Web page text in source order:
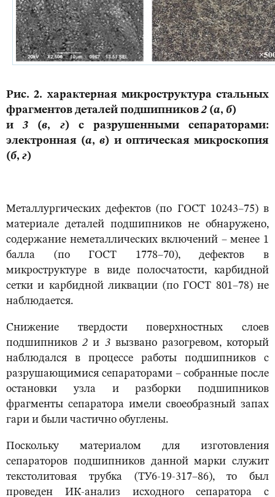
Рис. 2. характерная микроструктура стальных
фрагментов деталей подшипников2 (а, б)
и3 (в, г) с разрушенными сепараторами:
электронная (а,в) и оптическая микроскопия
(б, г)
Металлургических дефектов (по ГОСТ 10243–75) в
материале деталей подшипников не обнаружено,
содержание неметаллических включений – менее 1
балла (по ГОСТ 1778–70), дефектов в
микроструктуре в виде полосчатости, карбидной
сетки и карбидной ликвации (по ГОСТ 801–78) не
наблюдается.
Снижение твердости поверхностных слоев
подшипников2 и 3вызвано разогревом, который
наблюдался в процессе работы подшипников с
разрушающимися сепараторами – собранные после
остановки узла и разборки подшипников
фрагменты сепаратора имели своеобразный запах
гари и были частично обуглены.
Поскольку материалом для изготовления
сепараторов подшипников данной марки служит
текстолитовая трубка (ТУ6-19-317–86), то был
проведен ИК-анализ исходного сепаратора с